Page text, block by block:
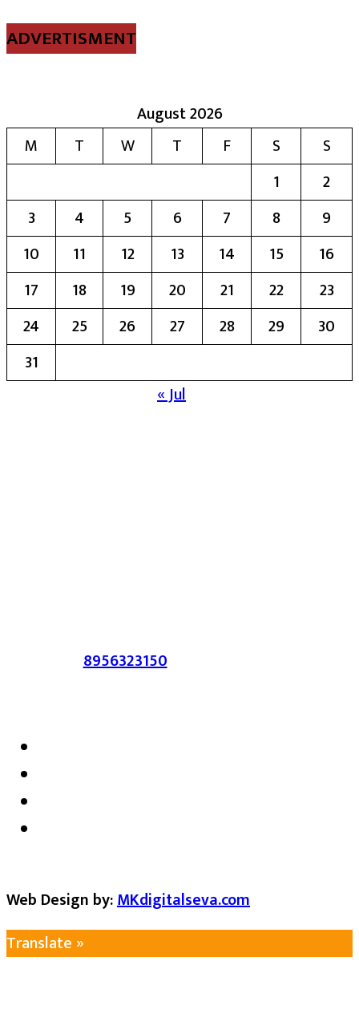
ADVERTISMENT
August 2026
M
T W T F S
S
1
2
3
4 5 6 7 8
9
10
11 12 13 14 15
16
17
18 19 20 21 22
23
24
25 26 27 28 29
30
31
« Jul
संपर्क :-8956323150/ ईमेल :-
Web Design by:MKdigitalseva.com
Translate »